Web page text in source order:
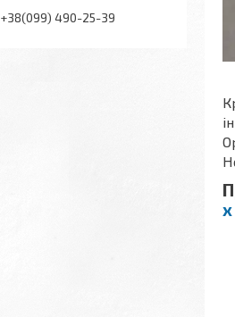
+38(099) 490-25-39